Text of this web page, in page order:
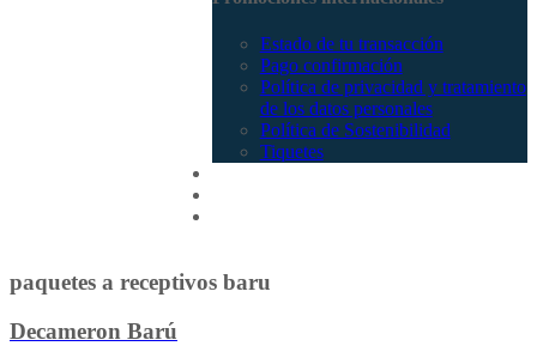
Estado de tu transacción
Pago confirmación
Política de privacidad y tratamiento
de los datos personales
Política de Sostenibilidad
Tiquetes
paquetes a receptivos baru
Decameron Barú